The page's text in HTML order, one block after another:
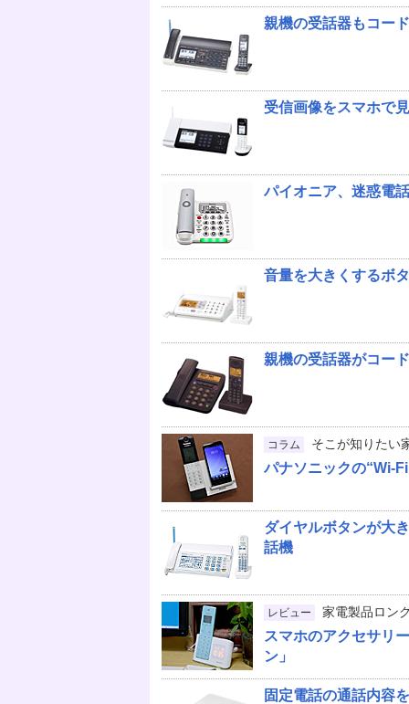
親機の受話器もコー
受信画像をスマホで
パイオニア、迷惑電
音量を大きくするボ
親機の受話器がコー
コラム そこが知りたい
パナソニックの“Wi-
ダイヤルボタンが大
話機
レビュー 家電製品ロン
スマホのアクセサリ
ン」
固定電話の通話内容